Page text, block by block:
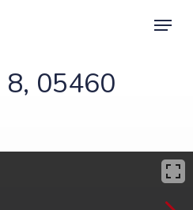
Menu
05460